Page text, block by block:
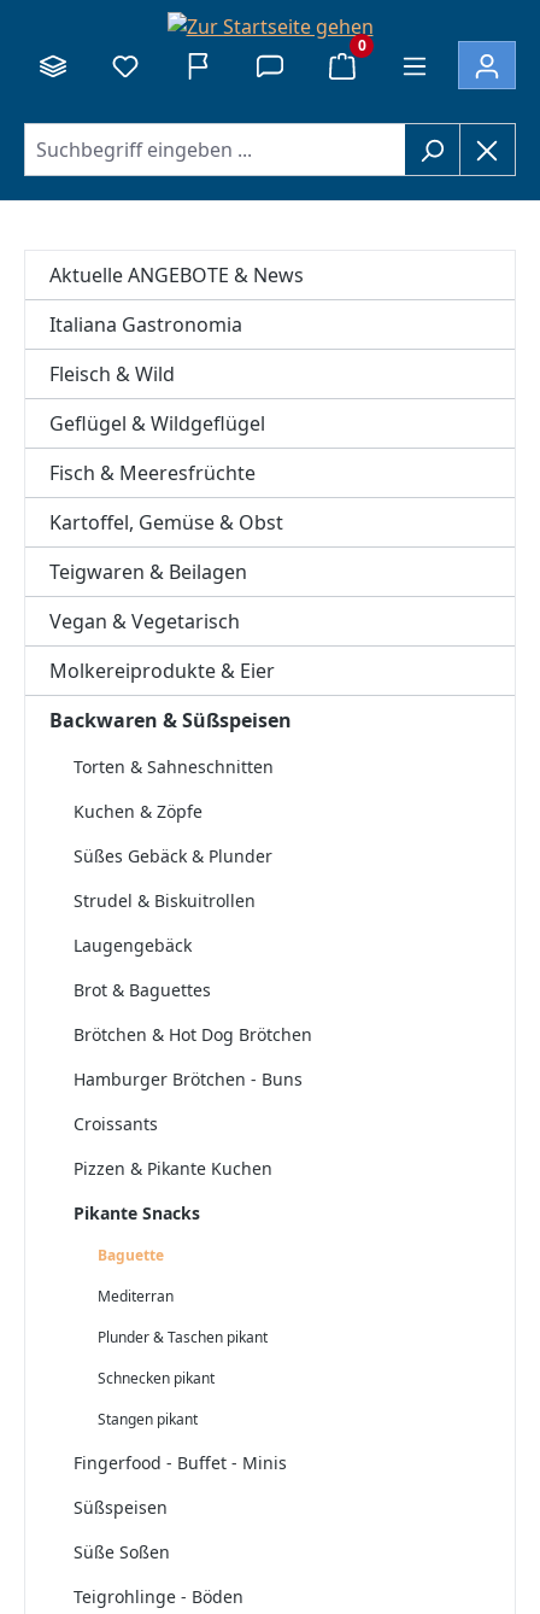
0
Aktuelle ANGEBOTE & News
Italiana Gastronomia
Fleisch & Wild
Geflügel & Wildgeflügel
Fisch & Meeresfrüchte
Kartoffel, Gemüse & Obst
Teigwaren & Beilagen
Vegan & Vegetarisch
Molkereiprodukte & Eier
Backwaren & Süßspeisen
Torten & Sahneschnitten
Kuchen & Zöpfe
Süßes Gebäck & Plunder
Strudel & Biskuitrollen
Laugengebäck
Brot & Baguettes
Brötchen & Hot Dog Brötchen
Hamburger Brötchen - Buns
Croissants
Pizzen & Pikante Kuchen
Pikante Snacks
Baguette
Mediterran
Plunder & Taschen pikant
Schnecken pikant
Stangen pikant
Fingerfood - Buffet - Minis
Süßspeisen
Süße Soßen
Teigrohlinge - Böden